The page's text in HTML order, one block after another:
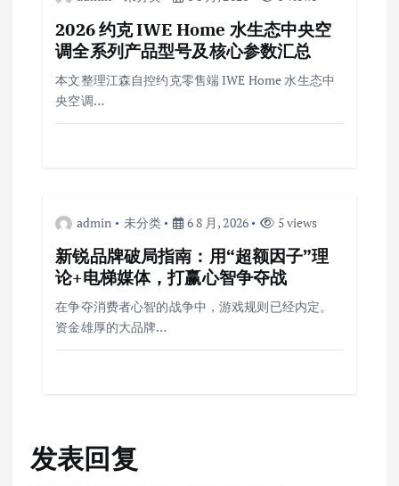
2026 约克 IWE Home 水生态中央空
调全系列产品型号及核心参数汇总
本文整理江森自控约克零售端 IWE Home 水生态中
央空调…
admin 未分类 6 8 月, 2026 5 views
新锐品牌破局指南：用“超额因子”理
论+电梯媒体，打赢心智争夺战
在争夺消费者心智的战争中，游戏规则已经内定。
资金雄厚的大品牌…
发表回复